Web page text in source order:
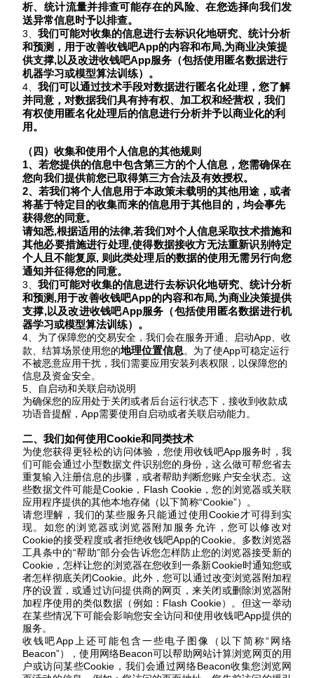
析、统计流量并排查可能存在的风险、在您选择向我们发
送异常信息时予以排查。
3、 我们可能对收集的信息进行去标识化地研究、统计分析
和预测 ， 用于改善收钱吧App的内容和布局,为商业决策提
供支撑,以及改进收钱吧App服务 （包括使用匿名数据进行
机器学习或模型算法训练） 。
4、 我们可以通过技术手段对数据进行匿名化处理，您了解
并同意，对数据我们具有持有权、加工权和经营权，我们
有权使用匿名化处理后的信息进行分析并予以商业化的利
用。
（四）收集和使用个人信息的其他规则
1、若您提供的信息中包含第三方的个人信息，您需确保在
您向我们提供前您已取得第三方合法及有效授权。
2、若我们将个人信息用于本政策未载明的其他用途，或者
将基于特定目的收集而来的信息用于其他目的，均会事先
获得您的同意。
请知悉,根据适用的法律,若我们对个人信息采取技术措施和
其他必要措施进行处理,使得数据接收方无法重新识别特定
个人且不能复原, 则此类处理后的数据的使用无需另行向您
通知并征得您的同意。
3、我们可能对收集的信息进行去标识化地研究、统计分析
和预测 ,用于改善收钱吧App的内容和布局,为商业决策提供
支撑,以及改进收钱吧App服务 （包括使用匿名数据进行机
器学习或模型算法训练） 。
4、为了保障您的交易安全，我们会在服务开通、启动App、收
款、结算场景使用您的地理位置信息。为了使App可稳定运行
不被恶意应用干扰，我们需要应用安装列表权限，以保障您的
信息及资金安全。
5、自启动和关联启动说明
为确保您的应用处于关闭或者后台运行状态下，接收到收款成
功语音提醒， App需要使用自启动或者关联启动能力。
二、我们如何使用Cookie和同类技术
为使您获得更轻松的访问体验，您使用收钱吧App服务时，我
们可能会通过小型数据文件识别您的身份，这么做可帮您省去
重复输入注册信息的步骤，或者帮助判断您账户安全状态。这
些数据文件可能是Cookie，Flash Cookie，您的浏览器或关联
应用程序提供的其他本地存储（以下简称“Cookie”）。
请您理解，我们的某些服务只能通过使用Cookie才可得到实
现。如您的浏览器或浏览器附加服务允许，您可以修改对
Cookie的接受程度或者拒绝收钱吧App的Cookie。多数浏览器
工具条中的“帮助”部分会告诉您怎样防止您的浏览器接受新的
Cookie，怎样让您的浏览器在您收到一条新Cookie时通知您或
者怎样彻底关闭Cookie。此外，您可以通过改变浏览器附加程
序的设置，或通过访问提供商的网页，来关闭或删除浏览器附
加程序使用的类似数据（例如：Flash Cookie）。但这一举动
在某些情况下可能会影响您安全访问和使用收钱吧App提供的
服务。
收钱吧App上还可能包含一些电子图像（以下简称“网络
Beacon”），使用网络Beacon可以帮助网站计算浏览网页的用
户或访问某些Cookie，我们会通过网络Beacon收集您浏览网